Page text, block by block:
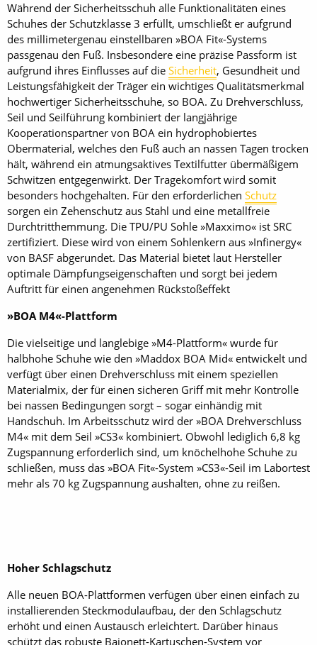
Während der Sicherheitsschuh alle Funktionalitäten eines
Schuhes der Schutzklasse 3 erfüllt, umschließt er aufgrund
des millimetergenau einstellbaren »BOA Fit«-Systems
passgenau den Fuß. Insbesondere eine präzise Passform ist
aufgrund ihres Einflusses auf die Sicherheit, Gesundheit und
Leistungsfähigkeit der Träger ein wichtiges Qualitätsmerkmal
hochwertiger Sicherheitsschuhe, so BOA. Zu Drehverschluss,
Seil und Seilführung kombiniert der langjährige
Kooperationspartner von BOA ein hydrophobiertes
Obermaterial, welches den Fuß auch an nassen Tagen trocken
hält, während ein atmungsaktives Textilfutter übermäßigem
Schwitzen entgegenwirkt. Der Tragekomfort wird somit
besonders hochgehalten. Für den erforderlichen Schutz
sorgen ein Zehenschutz aus Stahl und eine metallfreie
Durchtritthemmung. Die TPU/PU Sohle »Maxximo« ist SRC
zertifiziert. Diese wird von einem Sohlenkern aus »Infinergy«
von BASF abgerundet. Das Material bietet laut Hersteller
optimale Dämpfungseigenschaften und sorgt bei jedem
Auftritt für einen angenehmen Rückstoßeffekt
»BOA M4«-Plattform
Die vielseitige und langlebige »M4-Plattform« wurde für
halbhohe Schuhe wie den »Maddox BOA Mid« entwickelt und
verfügt über einen Drehverschluss mit einem speziellen
Materialmix, der für einen sicheren Griff mit mehr Kontrolle
bei nassen Bedingungen sorgt – sogar einhändig mit
Handschuh. Im Arbeitsschutz wird der »BOA Drehverschluss
M4« mit dem Seil »CS3« kombiniert. Obwohl lediglich 6,8 kg
Zugspannung erforderlich sind, um knöchelhohe Schuhe zu
schließen, muss das »BOA Fit«-System »CS3«-Seil im Labortest
mehr als 70 kg Zugspannung aushalten, ohne zu reißen.
Hoher Schlagschutz
Alle neuen BOA-Plattformen verfügen über einen einfach zu
installierenden Steckmodulaufbau, der den Schlagschutz
erhöht und einen Austausch erleichtert. Darüber hinaus
schützt das robuste Bajonett-Kartuschen-System vor